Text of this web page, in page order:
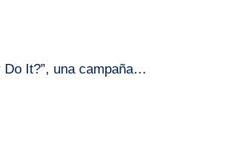
Do It?”, una campaña…